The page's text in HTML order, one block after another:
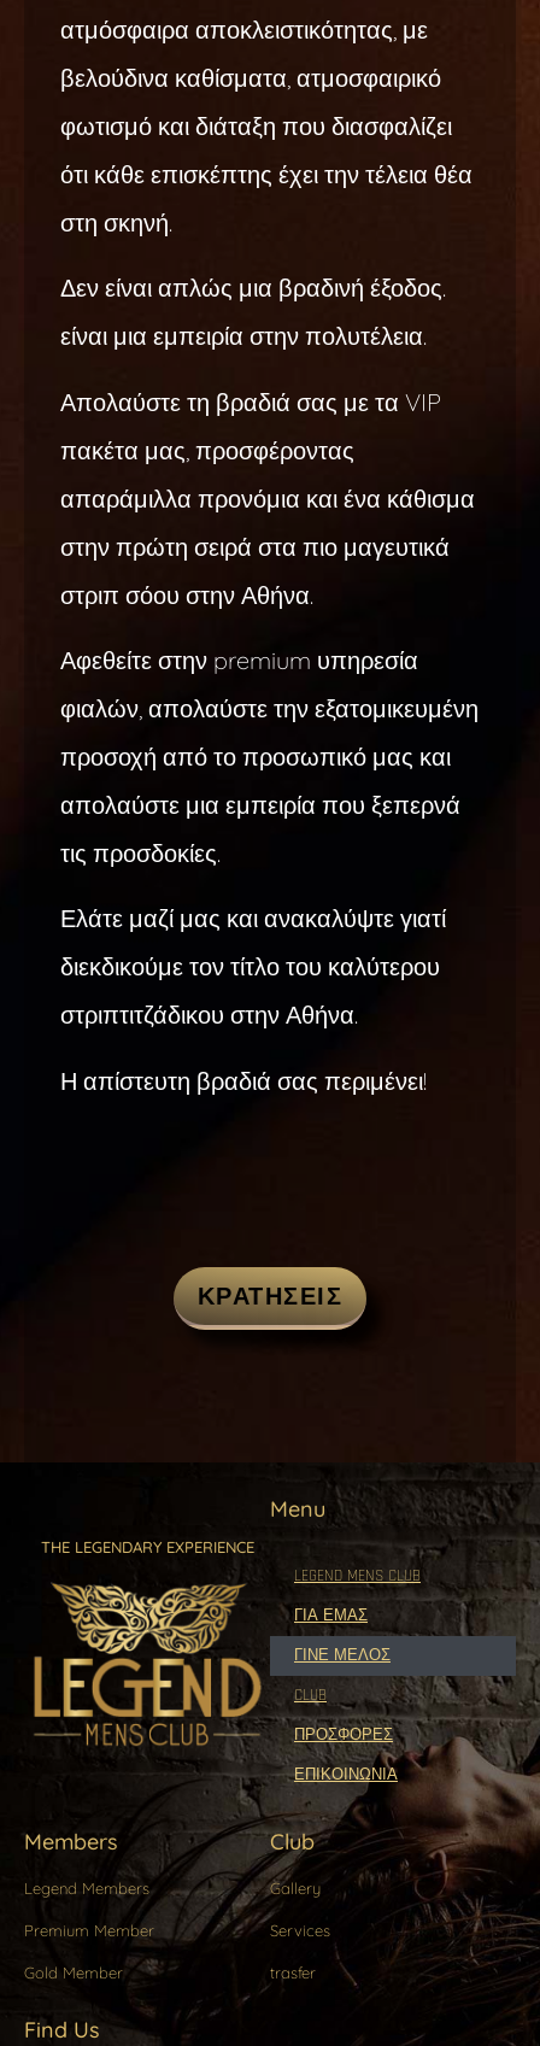
ατμόσφαιρα αποκλειστικότητας, με
βελούδινα καθίσματα, ατμοσφαιρικό
φωτισμό και διάταξη που διασφαλίζει
ότι κάθε επισκέπτης έχει την τέλεια θέα
στη σκηνή.
Δεν είναι απλώς μια βραδινή έξοδος.
είναι μια εμπειρία στην πολυτέλεια.
Απολαύστε τη βραδιά σας με τα VIP
πακέτα μας, προσφέροντας
απαράμιλλα προνόμια και ένα κάθισμα
στην πρώτη σειρά στα πιο μαγευτικά
στριπ σόου στην Αθήνα.
Αφεθείτε στην premium υπηρεσία
φιαλών, απολαύστε την εξατομικευμένη
προσοχή από το προσωπικό μας και
απολαύστε μια εμπειρία που ξεπερνά
τις προσδοκίες.
Ελάτε μαζί μας και ανακαλύψτε γιατί
διεκδικούμε τον τίτλο του καλύτερου
στριπτιτζάδικου στην Αθήνα.
Η απίστευτη βραδιά σας περιμένει!
ΚΡΑΤΗΣΕΙΣ
THE LEGENDARY EXPERIENCE
Menu
LEGEND MENS CLUB
ΓΙΑ ΕΜΆΣ
ΓΊΝΕ ΜΈΛΟΣ
CLUB
ΠΡΟΣΦΟΡΕΣ
ΕΠΙΚΟΙΝΩΝΊΑ
Members
Legend Members
Premium Member
Gold Member
Club
Gallery
Services
trasfer
Find Us